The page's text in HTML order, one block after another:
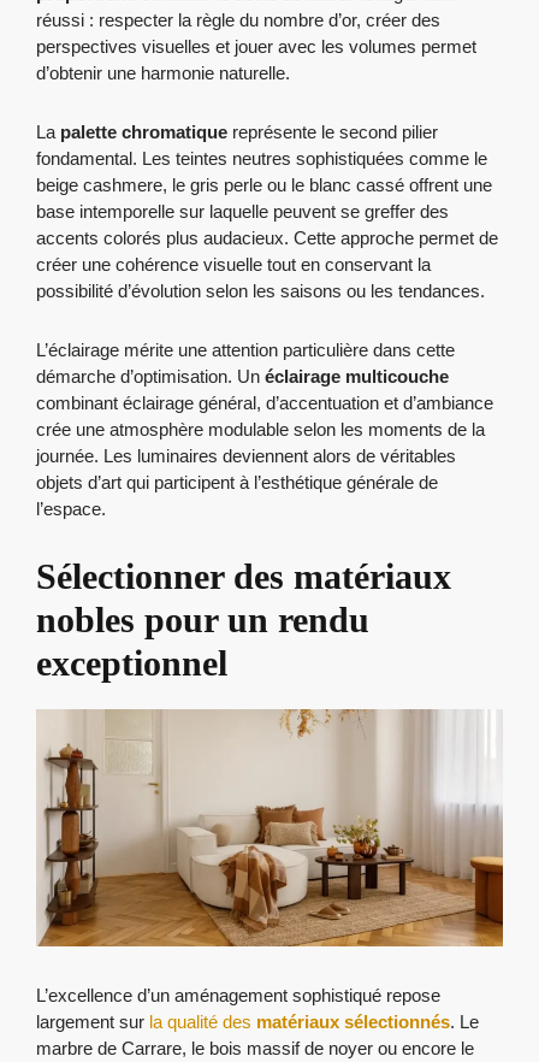
réussi : respecter la règle du nombre d’or, créer des
perspectives visuelles et jouer avec les volumes permet
d’obtenir une harmonie naturelle.
La palette chromatique représente le second pilier
fondamental. Les teintes neutres sophistiquées comme le
beige cashmere, le gris perle ou le blanc cassé offrent une
base intemporelle sur laquelle peuvent se greffer des
accents colorés plus audacieux. Cette approche permet de
créer une cohérence visuelle tout en conservant la
possibilité d’évolution selon les saisons ou les tendances.
L’éclairage mérite une attention particulière dans cette
démarche d’optimisation. Un éclairage multicouche
combinant éclairage général, d’accentuation et d’ambiance
crée une atmosphère modulable selon les moments de la
journée. Les luminaires deviennent alors de véritables
objets d’art qui participent à l’esthétique générale de
l’espace.
Sélectionner des matériaux
nobles pour un rendu
exceptionnel
L’excellence d’un aménagement sophistiqué repose
largement sur la qualité des matériaux sélectionnés. Le
marbre de Carrare, le bois massif de noyer ou encore le